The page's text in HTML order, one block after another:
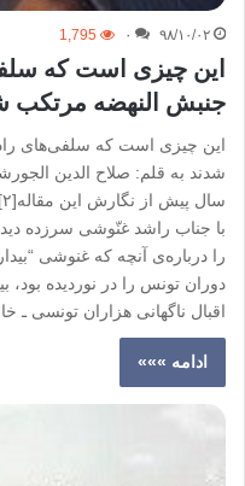
۹۸/۱۰/۰۲ ۰ 1,795
این چیزی است که
جنبش النهضه مرتکب
این چیزی است که سلفی‌های
با جناب راشد غنّوشی سرزده
را درباره‌ی آنچه که غنوشی
دوران تونس را در نوردیده بود،
اقبال ناگهانی هزاران تونسی ـ
ادامه »»»